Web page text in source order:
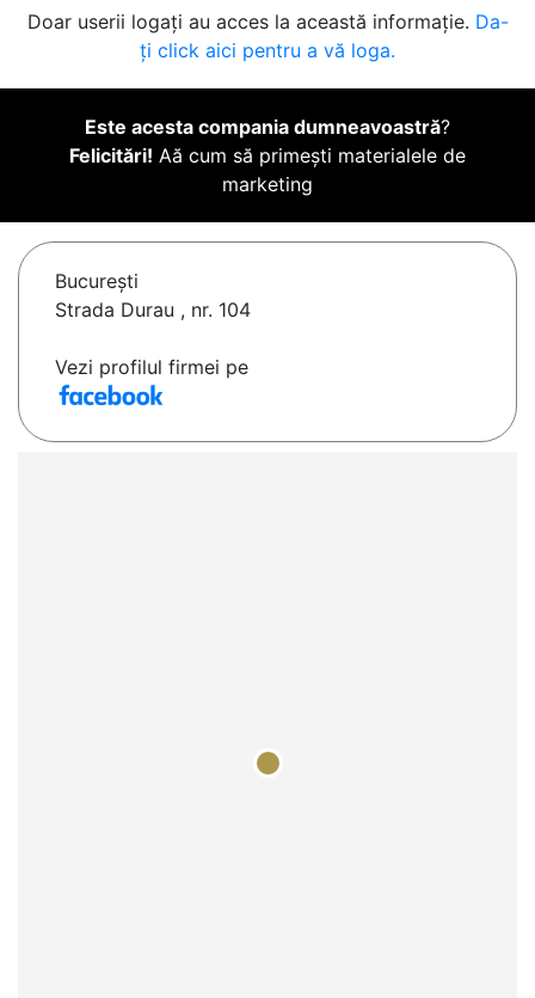
Doar userii logați au acces la această informație. Da-
ți click aici pentru a vă loga.
Este acesta compania dumneavoastră?
Felicitări! Aă cum să primești materialele de
marketing
Bucureşti
Strada Durau , nr. 104
Vezi profilul firmei pe